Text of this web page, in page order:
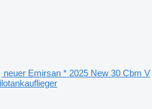
neuer Emirsan * 2025 New 30 Cbm V